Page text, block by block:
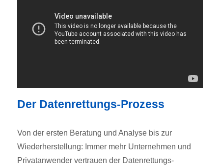
Der Datenrettungs-Prozess
Von der ersten Beratung und Analyse bis zur
Wiederherstellung: Immer mehr Unternehmen und
Privatanwender vertrauen der Datenrettungs-